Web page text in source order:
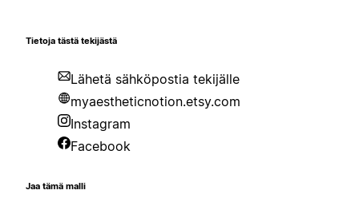
Tietoja tästä tekijästä
Lähetä sähköpostia tekijälle
myaestheticnotion.etsy.com
Instagram
Facebook
Jaa tämä malli